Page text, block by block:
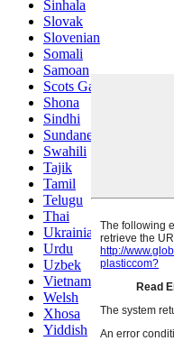
Sinhala
Slovak
Slovenian
Somali
Samoan
Scots Gaelic
Shona
Sindhi
Sundanese
Swahili
Tajik
Tamil
Telugu
Thai
Ukrainian
Urdu
Uzbek
Vietnamese
Welsh
Xhosa
Yiddish